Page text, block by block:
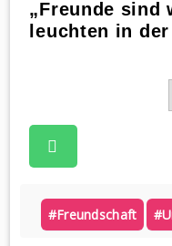
„Freunde sind
leuchten in
#freundschaft